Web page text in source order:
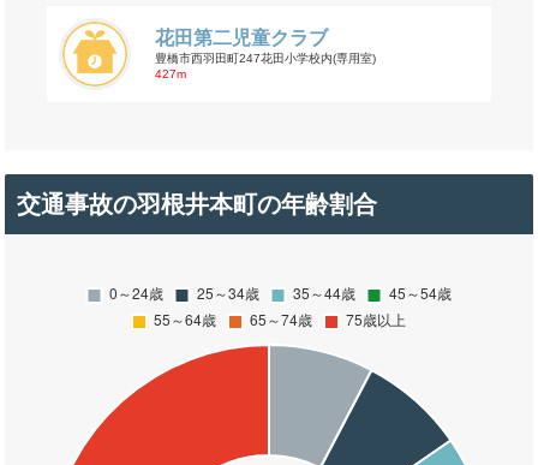
花田第二児童クラブ
豊橋市西羽田町247花田小学校内(専用室)
427m
交通事故の羽根井本町の年齢割合